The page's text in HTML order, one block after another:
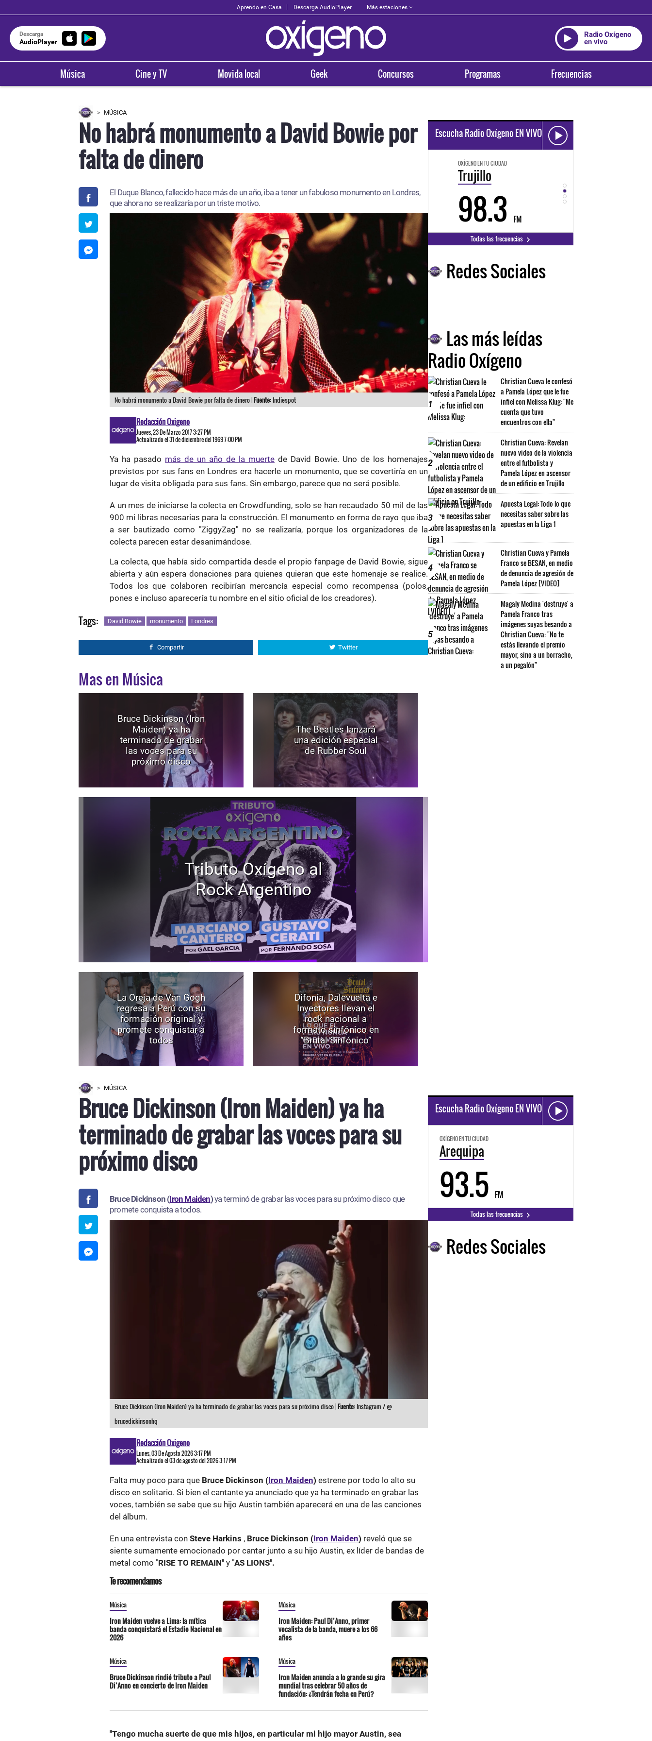
Aprendo en Casa Descarga AudioPlayer Más estaciones
Descarga
AudioPlayer
Radio Oxígeno
en vivo
Música Cine y TV Movida local Geek Concursos Programas Frecuencias
MÚSICA
No habrá monumento a David Bowie por
falta de dinero
El Duque Blanco, fallecido hace más de un año, iba a tener un fabuloso monumento en Londres,
que ahora no se realizaría por un triste motivo.
No habrá monumento a David Bowie por falta de dinero |Fuente: Indiespot
Redacción Oxigeno
Jueves, 23 De Marzo 2017 3:27 PM
Actualizado el 31 de diciembre del 1969 7:00 PM
Ya ha pasado más de un año de la muerte de David Bowie. Uno de los homenajes
previstos por sus fans en Londres era hacerle un monumento, que se covertiría en un
lugar de visita obligada para sus fans. Sin embargo, parece que no será posible.
A un mes de iniciarse la colecta en Crowdfunding, solo se han recaudado 50 mil de las
900 mi libras necesarias para la construcción. El monumento en forma de rayo que iba
a ser bautizado como "ZiggyZag" no se realizaría, porque los organizadores de la
colecta parecen estar desanimándose.
La colecta, que había sido compartida desde el propio fanpage de David Bowie, sigue
abierta y aún espera donaciones para quienes quieran que este homenaje se realice.
Todos los que colaboren recibirían mercancía especial como recompensa (polos,
pones e incluso aparecería tu nombre en el sitio oficial de los creadores).
Tags: David Bowie monumento Londres
Compartir Twitter
Mas en Música
Bruce Dickinson (Iron
Maiden) ya ha
terminado de grabar
las voces para su
próximo disco
The Beatles lanzará
una edición especial
de Rubber Soul
Tributo Oxígeno al
Rock Argentino
La Oreja de Van Gogh
regresa a Perú con su
formación original y
promete conquistar a
todos
Difonía, Dalevuelta e
Inyectores llevan el
rock nacional a
formato sinfónico en
“Brutal Sinfónico”
Escucha Radio Oxígeno EN VIVO
93.5 FM
OXÍGENO EN TU CIUDAD
Trujillo
98.3 FM 94.3
Todas las frecuencias
Redes Sociales
Las más leídas
Radio Oxígeno
1
Christian Cueva le confesó
a Pamela López que le fue
infiel con Melissa Klug: "Me
cuenta que tuvo
encuentros con ella"
2
Christian Cueva: Revelan
nuevo video de la violencia
entre el futbolista y
Pamela López en ascensor
de un edificio en Trujillo
3
Apuesta Legal: Todo lo que
necesitas saber sobre las
apuestas en la Liga 1
4
Christian Cueva y Pamela
Franco se BESAN, en medio
de denuncia de agresión de
Pamela López [VIDEO]
5
Magaly Medina 'destruye' a
Pamela Franco tras
imágenes suyas besando a
Christian Cueva: "No te
estás llevando el premio
mayor, sino a un borracho,
a un pegalón"
MÚSICA
Bruce Dickinson (Iron Maiden) ya ha
terminado de grabar las voces para su
próximo disco
Bruce Dickinson (Iron Maiden )
ya terminó de grabar las voces para su próximo disco que
promete conquista a todos.
Bruce Dickinson (Iron Maiden) ya ha terminado de grabar las voces para su próximo disco |Fuente:Instagram / @
brucedickinsonhq
Redacción Oxigeno
Lunes, 03 De Agosto 2026 3:17 PM
Actualizado el 03 de agosto del 2026 3:17 PM
Falta muy poco para que Bruce Dickinson (Iron Maiden )
estrene por todo lo alto su
disco en solitario. Si bien el cantante ya anunciado que ya ha terminado en grabar las
voces, también se sabe que su hijo Austin también aparecerá en una de las canciones
del álbum.
En una entrevista con Steve Harkins Bruce Dickinson (Iron Maiden )
reveló que se
siente sumamente emocionado por cantar junto a su hijo Austin, ex líder de
bandas de
metal como "RISE TO REMAIN" y " AS LIONS".
Te recomendamos
Música
Iron Maiden vuelve a Lima: la mítica
banda conquistará el Estadio Nacional en
2026
Música
Iron Maiden: Paul Di’Anno, primer
vocalista de la banda, muere a los 66
años
Música
Bruce Dickinson rindió tributo a Paul
Di’Anno en concierto de Iron Maiden
Música
Iron Maiden anuncia a lo grande su gira
mundial tras celebrar 50 años de
fundación: ¿Tendrán fecha en Perú?
"Tengo mucha suerte de que mis hijos, en particular mi hijo mayor Austin, sea
Escucha Radio Oxígeno EN VIVO
OXÍGENO EN TU CIUDAD
Arequipa
93.5 FM
Todas las frecuencias
Redes Sociales